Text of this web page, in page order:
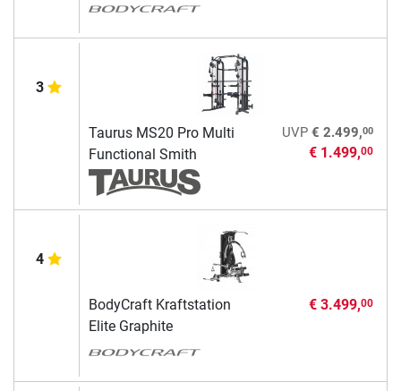
3
Taurus MS20 Pro Multi
Functional Smith
UVP € 2.499,00
€ 1.499,00
4
BodyCraft Kraftstation
Elite Graphite
€ 3.499,00